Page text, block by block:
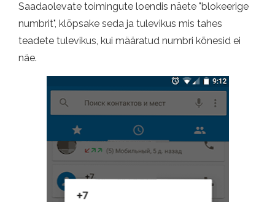
Saadaolevate toimingute loendis näete "blokeerige
numbrit", klõpsake seda ja tulevikus mis tahes
teadete tulevikus, kui määratud numbri kõnesid ei
näe.